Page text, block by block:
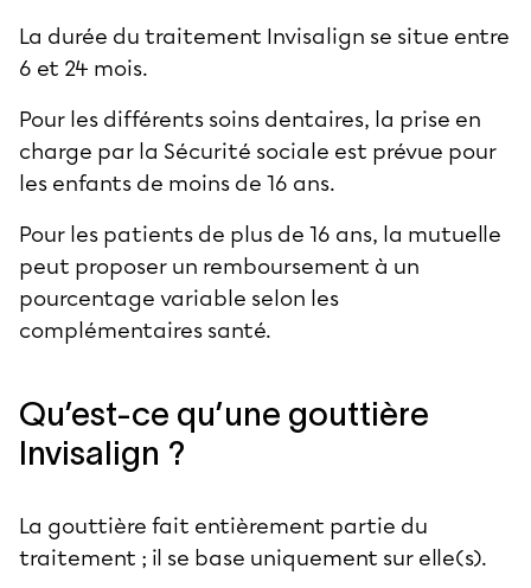
La durée du traitement Invisalign se situe entre
6 et 24 mois.
Pour les différents soins dentaires, la prise en
charge par la Sécurité sociale est prévue pour
les enfants de moins de 16 ans.
Pour les patients de plus de 16 ans, la mutuelle
peut proposer un remboursement à un
pourcentage variable selon les
complémentaires santé.
Qu’est-ce qu’une gouttière
Invisalign ?
La gouttière fait entièrement partie du
traitement ; il se base uniquement sur elle(s).